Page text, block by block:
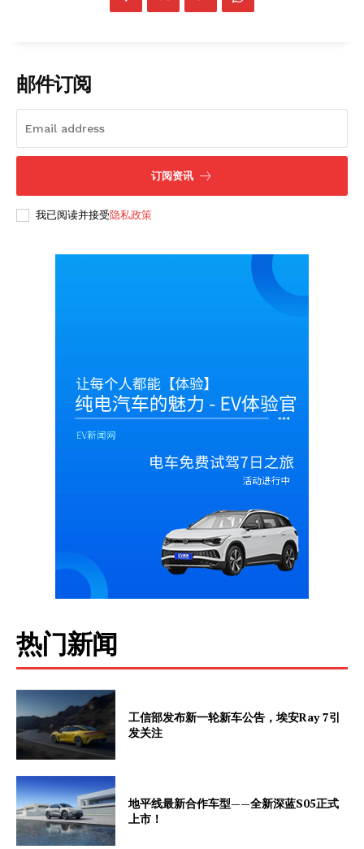
SUBSCRIBE NOW
My account
邮件订阅
订阅资讯
我已阅读并接受隐私政策
热门新闻
工信部发布新一轮新车公告，埃安Ray 7引
发关注
地平线最新合作车型——全新深蓝S05正式
上市！